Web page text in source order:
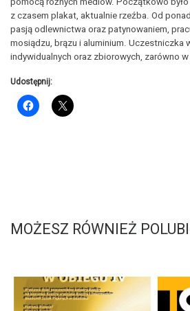
z czasem plakat, aktualnie rzeźba. Od
pasją odlewnictwa oraz patynowaniem,
mosiądzu, brązu i aluminium. Uczestniczka
indywidualnych oraz zbiorowych, zarówno w
Udostępnij:
MOŻESZ RÓWNIEŻ